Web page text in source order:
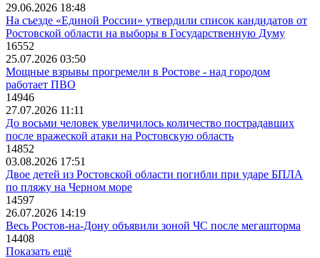
29.06.2026 18:48
На съезде «Единой России» утвердили список кандидатов от
Ростовской области на выборы в Государственную Думу
16552
25.07.2026 03:50
Мощные взрывы прогремели в Ростове - над городом
работает ПВО
14946
27.07.2026 11:11
До восьми человек увеличилось количество пострадавших
после вражеской атаки на Ростовскую область
14852
03.08.2026 17:51
Двое детей из Ростовской области погибли при ударе БПЛА
по пляжу на Черном море
14597
26.07.2026 14:19
Весь Ростов-на-Дону объявили зоной ЧС после мегашторма
14408
Показать ещё